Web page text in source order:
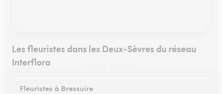
Les fleuristes dans les Deux-Sèvres du réseau
Interflora
Fleuristes à Bressuire